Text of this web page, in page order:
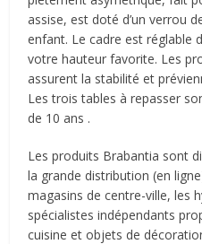
assise, est doté d’un verrou
enfant. Le cadre est réglable
votre hauteur favorite. Les
assurent la stabilité et
Les trois tables à repasser
de 10 ans .
Les produits Brabantia sont
la grande distribution (en
magasins de centre-ville, les
spécialistes indépendants
cuisine et objets de